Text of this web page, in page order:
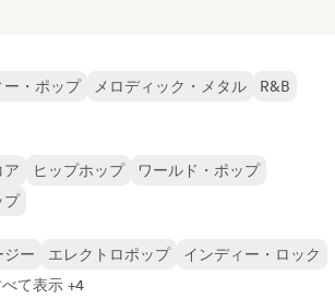
ー・ポップ メロディック・メタル
R&B
ア ヒップホップ
ワールド・ポップ
プ
ジー エレクトロポップ
インディー・ロック
て表示 +4